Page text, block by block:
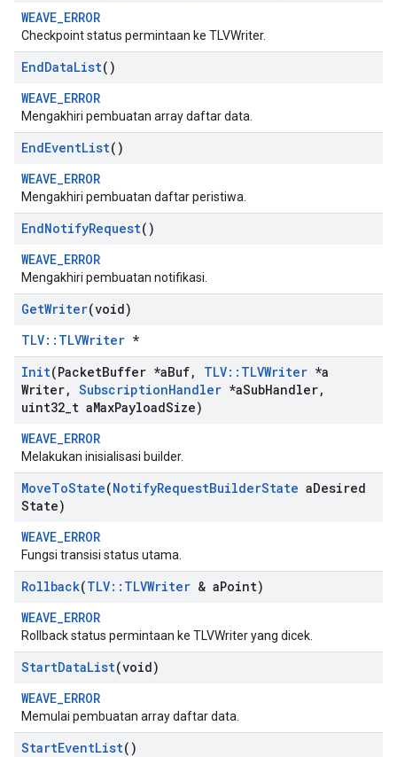
WEAVE_ERROR
Checkpoint status permintaan ke TLVWriter.
EndDataList()
WEAVE_ERROR
Mengakhiri pembuatan array daftar data.
EndEventList()
WEAVE_ERROR
Mengakhiri pembuatan daftar peristiwa.
EndNotifyRequest()
WEAVE_ERROR
Mengakhiri pembuatan notifikasi.
GetWriter(void)
TLV::TLVWriter *
Init(PacketBuffer *aBuf, TLV:: TLVWriter *a
Writer, SubscriptionHandler *aSubHandler,
uint32 t aMaxPayloadSize)
WEAVE_ERROR
Melakukan inisialisasi builder.
MoveToState(NotifyRequestBuilderState aDesired
State)
WEAVE_ERROR
Fungsi transisi status utama.
Rollback(TLV:: TLVWriter & aPoint)
WEAVE_ERROR
Rollback status permintaan ke TLVWriter yang dicek.
StartDataList(void)
WEAVE_ERROR
Memulai pembuatan array daftar data.
StartEventList()